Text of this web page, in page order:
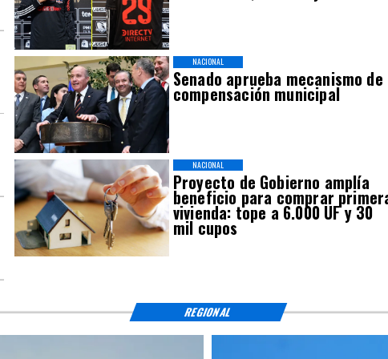
Senado aprueba mecanismo de
compensación municipal
NACIONAL
Proyecto de Gobierno amplía
beneficio para comprar
vivienda: tope a 6.000 UF y 30
mil cupos
NACIONAL
REGIONAL